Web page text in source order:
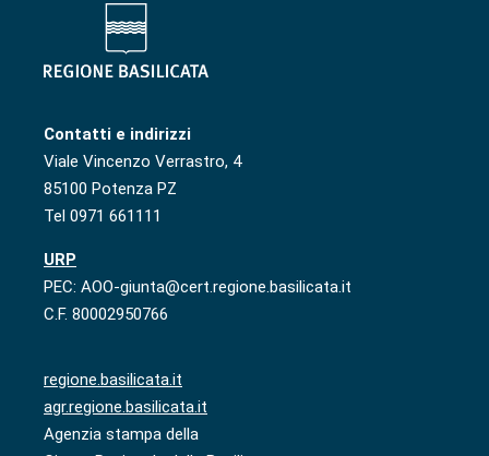
Contatti e indirizzi
Viale Vincenzo Verrastro, 4
85100 Potenza PZ
Tel 0971 661111
URP
PEC: AOO-giunta@cert.regione.basilicata.it
C.F. 80002950766
regione.basilicata.it
agr.regione.basilicata.it
Agenzia stampa della